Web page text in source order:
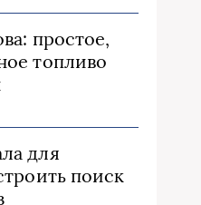
простое,
топливо
для
поиск